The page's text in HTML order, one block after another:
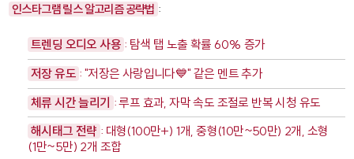
인스타그램 릴스 알고리즘 공략법 :
트렌딩 오디오 사용 : 탐색 탭 노출 확률 60% 증가
저장 유도 : "저장은 사랑입니다💙" 같은 멘트 추가
체류 시간 늘리기 : 루프 효과, 자막 속도 조절로 반복 시청 유도
해시태그 전략 : 대형(100만+) 1개, 중형(10만~50만) 2개, 소형
(1만~5만) 2개 조합